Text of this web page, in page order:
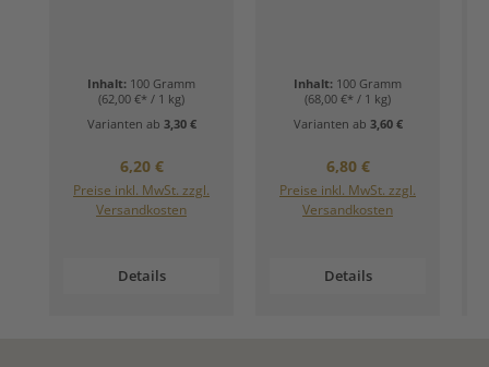
Inhalt: 100 Gramm
(62,00 €* / 1 kg)
Varianten ab 3,30 €
Regulärer Preis:
6,20 €
Preise inkl. MwSt. zzgl.
Versandkosten
Details
Inhalt: 100 Gramm
(68,00 €* / 1 kg)
Varianten ab 3,60 €
Regulärer Preis:
6,80 €
Preise inkl. MwSt. zzgl.
Versandkosten
Details